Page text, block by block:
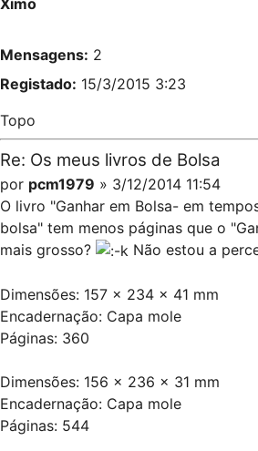
Mensagens: 2
Registado: 15/3/2015 3:23
Topo
Re: Os meus livros de Bolsa
por pcm1979 » 3/12/2014 11:54
O livro "Ganhar em Bolsa- em
bolsa" tem menos páginas que o
mais grosso?
Não estou a
Dimensões: 157 x 234 x 41 mm
Encadernação: Capa mole
Páginas: 360
Dimensões: 156 x 236 x 31 mm
Encadernação: Capa mole
Páginas: 544